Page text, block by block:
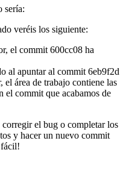
sería:
veréis los siguiente:
el commit 600cc08 ha
al apuntar al commit 6eb9f2d
área de trabajo contiene las
el commit que acabamos de
el bug o completar los
y hacer un nuevo commit